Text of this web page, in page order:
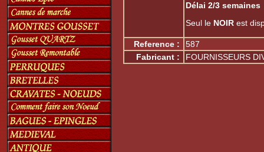
Délai 2/3 semaines
Seul le NOIR est
Reference :
587
Fabricant :
FOURNISSEURS